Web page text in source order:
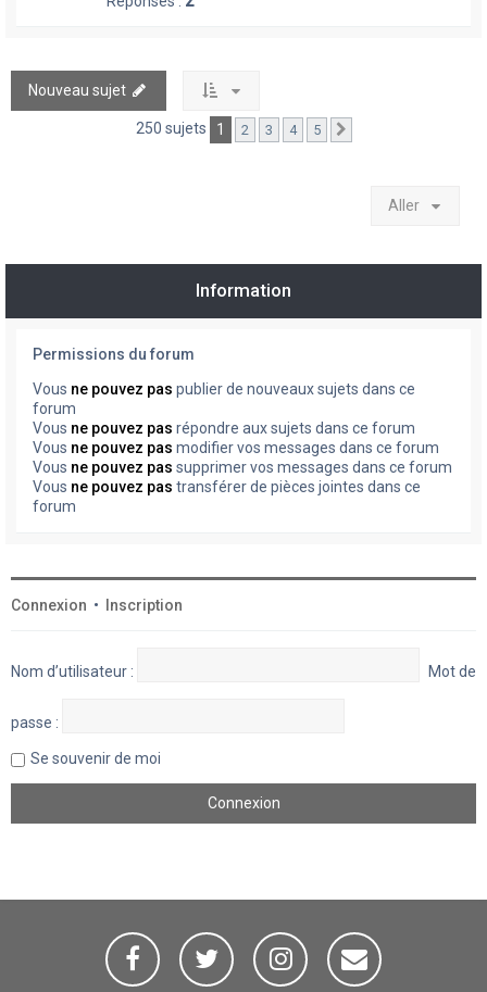
Nouveau sujet
250 sujets 1 2 3 4 5
Aller
Information
Permissions du forum
Vous ne pouvez pas publier de nouveaux sujets dans ce
forum
Vous ne pouvez pas répondre aux sujets dans ce forum
Vous ne pouvez pas modifier vos messages dans ce forum
Vous ne pouvez pas supprimer vos messages dans ce forum
Vous ne pouvez pas transférer de pièces jointes dans ce
forum
Connexion • Inscription
Nom d’utilisateur : Mot de
passe :
Se souvenir de moi